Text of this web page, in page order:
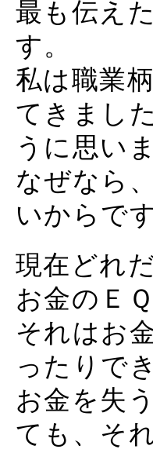
最も伝え
す。
私は職業
てきまし
うに思い
なぜなら
いからです
現在どれ
お金のＥ
それはお
ったりで
お金を失
ても、そ